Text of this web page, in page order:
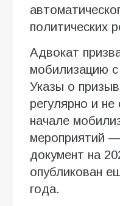
политических
Адвокат
мобилизацию
Указы о
регулярно и не
начале
мероприятий
документ на
опубликован
года.